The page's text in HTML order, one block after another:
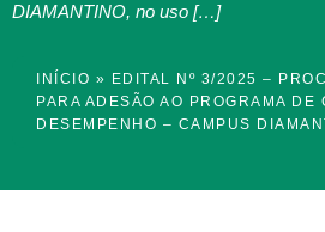
DIAMANTINO, no uso […]
INÍCIO » EDITAL Nº 3/2025 –
PARA ADESÃO AO PROGRAMA DE
DESEMPENHO – CAMPUS